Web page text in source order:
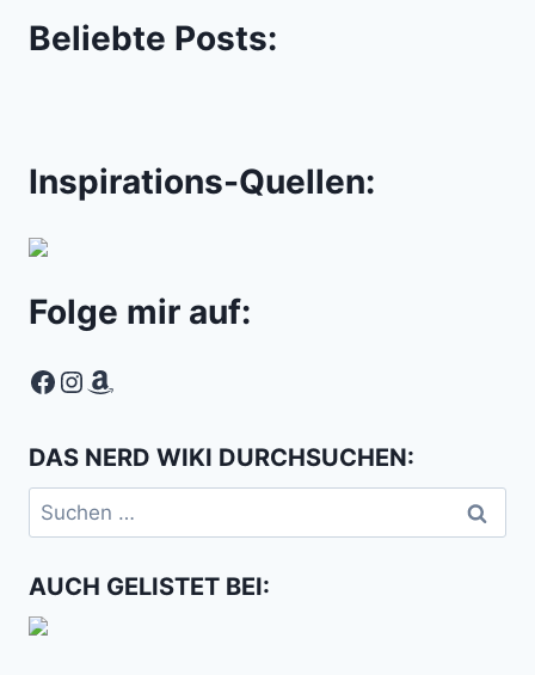
Beliebte Posts:
Inspirations-Quellen:
Folge mir auf:
Facebook
Instagram
Amazon
DAS NERD WIKI DURCHSUCHEN:
Suchen
nach:
AUCH GELISTET BEI: